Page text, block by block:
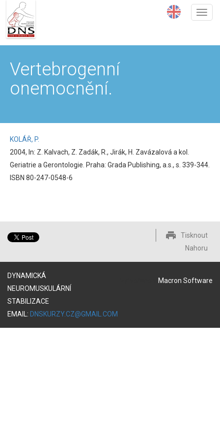
hlavnímu
obsahu
Vertebrogenní
onemocnění.
KOLÁŘ, P.
2004, In: Z. Kalvach, Z. Zadák, R., Jirák, H. Zavázalová a kol.
Geriatrie a Gerontologie. Praha: Grada Publishing, a.s., s. 339-344.
ISBN 80-247-0548-6
Tisknout
Nahoru
DYNAMICKÁ
NEUROMUSKULÁRNÍ
STABILIZACE
EMAIL: DNSKURZY.CZ@GMAIL.COM
Macron Software